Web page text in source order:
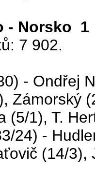
- Norsko 1
7 902.
- Ondřej
Zámorský
(5/1), T.
24) -
(14/3),